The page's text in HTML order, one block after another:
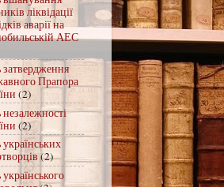
ліквідації
аварії на
АЕС
Прапора
(2)
(2)
(2)